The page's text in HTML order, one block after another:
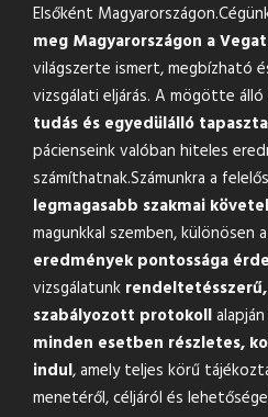
Elsőként
meg Magyarországon a
világszerte ismert, megbízható
vizsgálati eljárás. A mögötte álló
tudás és egyedülálló
pácienseink valóban hiteles
számíthatnak.Számunkra a
legmagasabb szakmai
magunkkal szemben, különösen a
eredmények pontossága
vizsgálatunk
szabályozott protokoll
minden esetben részletes,
indul, amely teljes körű
menetéről, céljáról és